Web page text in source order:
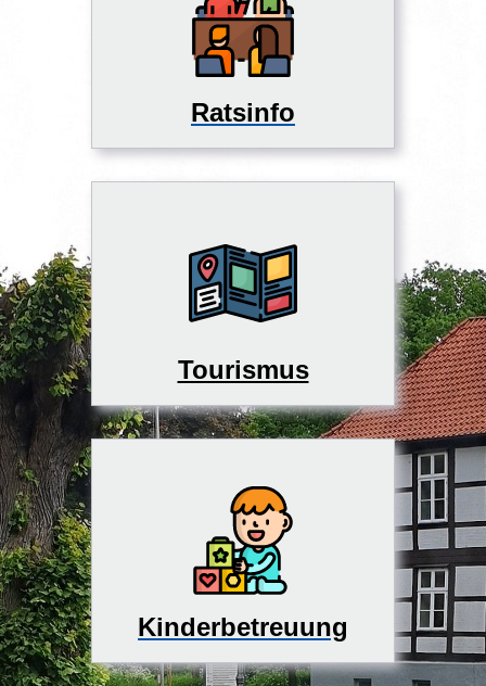
Ratsinfo
Tourismus
Kinderbetreuung